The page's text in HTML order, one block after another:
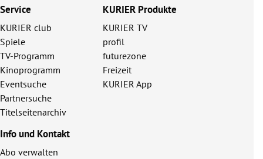
Service
KURIER club
Spiele
TV-Programm
Kinoprogramm
Eventsuche
Partnersuche
Titelseitenarchiv
KURIER Produkte
KURIER TV
profil
futurezone
Freizeit
KURIER App
Info und Kontakt
Abo verwalten